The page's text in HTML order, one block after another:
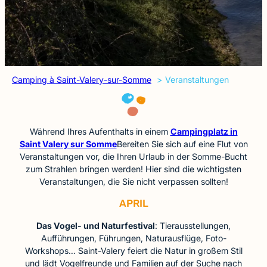
Camping à Saint-Valery-sur-Somme Veranstaltungen
Während Ihres Aufenthalts in einem Campingplatz in
Saint Valery sur SommeBereiten Sie sich auf eine Flut von
Veranstaltungen vor, die Ihren Urlaub in der Somme-Bucht
zum Strahlen bringen werden! Hier sind die wichtigsten
Veranstaltungen, die Sie nicht verpassen sollten!
APRIL
Das Vogel- und Naturfestival: Tierausstellungen,
Aufführungen, Führungen, Naturausflüge, Foto-
Workshops… Saint-Valery feiert die Natur in großem Stil
und lädt Vogelfreunde und Familien auf der Suche nach